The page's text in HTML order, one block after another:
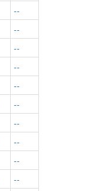
--
--
--
--
--
--
--
--
--
--